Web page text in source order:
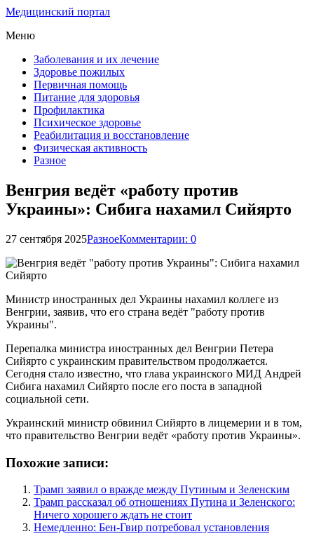
Медицинский портал
Меню
Заболевания и их лечение
Здоровье пожилых
Первичная помощь
Питание для здоровья
Профилактика
Психическое здоровье
Реабилитация и восстановление
Физическая активность
Разное
Венгрия ведёт «работу против
Украины»: Сибига нахамил Сийярто
27 сентября 2025РазноеКомментарии: 0
Министр иностранных дел Украины нахамил коллеге из
Венгрии, заявив, что его страна ведёт "работу против
Украины".
Перепалка министра иностранных дел Венгрии Петера
Сийярто с украинским правительством продолжается.
Сегодня стало известно, что глава украинского МИД Андрей
Сибига нахамил Сийярто после его поста в западной
социальной сети.
Украинский министр обвинил Сийярто в лицемерии и в том,
что правительство Венгрии ведёт «работу против Украины».
Похожие записи:
Трамп заявил о вражде между Путиным и Зеленским
Трамп рассказал об отношениях Путина и Зеленского:
Ничего хорошего ждать не стоит
Немедленно: Бен-Гвир потребовал установления